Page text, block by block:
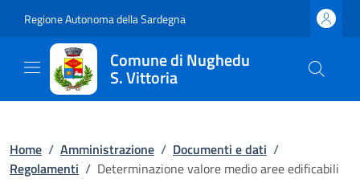
Regione Autonoma della Sardegna
Comune di Nughedu
S. Vittoria
Home / Amministrazione / Documenti e dati /
Regolamenti / Determinazione valore medio aree edificabili